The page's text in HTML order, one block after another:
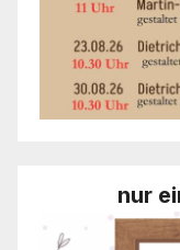
nur